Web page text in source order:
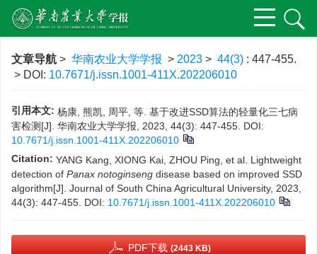
文章导航 > 华南农业大学学报 > 2023 > 44(3) : 447-455.
> DOI: 10.7671/j.issn.1001-411X.202206010
引用本文: 杨康, 熊凯, 周平, 等. 基于改进SSD算法的轻量化三七病
害检测[J]. 华南农业大学学报, 2023, 44(3): 447-455. DOI:
10.7671/j.issn.1001-411X.202206010
Citation: YANG Kang, XIONG Kai, ZHOU Ping, et al. Lightweight
detection of Panax notoginseng disease based on improved SSD
algorithm[J]. Journal of South China Agricultural University, 2023,
44(3): 447-455. DOI: 10.7671/j.issn.1001-411X.202206010
PDF下载 (2443 KB)